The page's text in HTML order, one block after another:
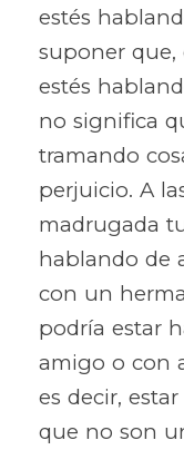
estés
suponer que,
estés
no significa
tramando
perjuicio. A
madrugada
hablando de
con un
podría estar
amigo o con
es decir,
que no son